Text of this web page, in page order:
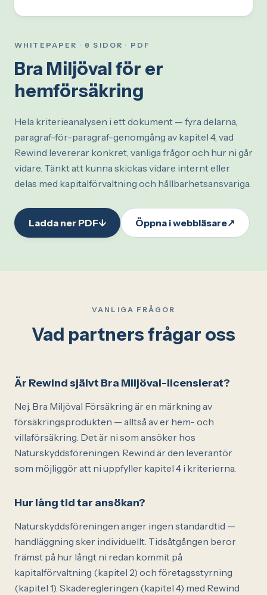
WHITEPAPER · 8 SIDOR · PDF
Bra Miljöval för er
hemförsäkring
Hela kriterieanalysen i ett dokument — fyra delarna,
paragraf-för-paragraf-genomgång av kapitel 4, vad
Rewind levererar konkret, vanliga frågor och hur ni går
vidare. Tänkt att kunna skickas vidare internt eller
delas med kapitalförvaltning och hållbarhetsansvariga.
Ladda ner PDF↓ Öppna i webbläsare↗
VANLIGA FRÅGOR
Vad partners frågar oss
Är Rewind självt Bra Miljöval-licensierat?
Nej. Bra Miljöval Försäkring är en märkning av
försäkringsprodukten — alltså av er hem- och
villaförsäkring. Det är ni som ansöker hos
Naturskyddsföreningen. Rewind är den leverantör
som möjliggör att ni uppfyller kapitel 4 i kriterierna.
Hur lång tid tar ansökan?
Naturskyddsföreningen anger ingen standardtid —
handläggning sker individuellt. Tidsåtgången beror
främst på hur långt ni redan kommit på
kapitalförvaltning (kapitel 2) och företagsstyrning
(kapitel 1). Skaderegleringen (kapitel 4) med Rewind